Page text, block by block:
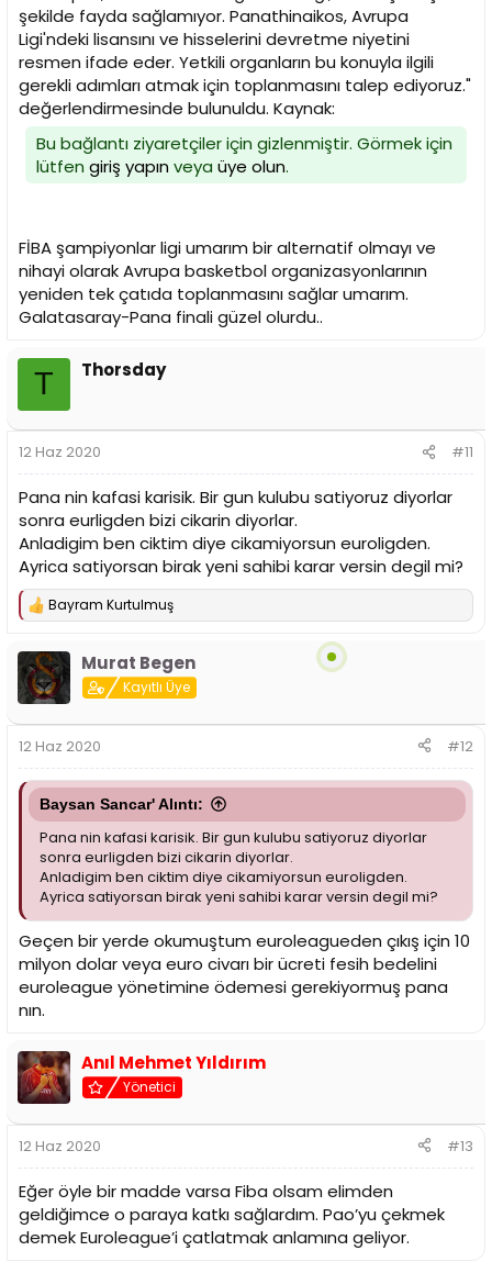
şekilde fayda sağlamıyor. Panathinaikos, Avrupa
Ligi'ndeki lisansını ve hisselerini devretme niyetini
resmen ifade eder. Yetkili organların bu konuyla ilgili
gerekli adımları atmak için toplanmasını talep ediyoruz."
değerlendirmesinde bulunuldu. Kaynak:
Bu bağlantı ziyaretçiler için gizlenmiştir. Görmek için
lütfen giriş yapınveya üye olun.
FİBA şampiyonlar ligi umarım bir alternatif olmayı ve
nihayi olarak Avrupa basketbol organizasyonlarının
yeniden tek çatıda toplanmasını sağlar umarım.
Galatasaray-Pana finali güzel olurdu..
T Thorsday
12 Haz 2020 #11
Pana nin kafasi karisik. Bir gun kulubu satiyoruz diyorlar
sonra eurligden bizi cikarin diyorlar.
Anladigim ben ciktim diye cikamiyorsun euroligden.
Ayrica satiyorsan birak yeni sahibi karar versin degil mi?
T
p
k
i
l
:
Bayram Kurtulmuş
Murat Begen
Kayıtlı Üye
12 Haz 2020 #12
Baysan Sancar' Alıntı:
Pana nin kafasi karisik. Bir gun kulubu satiyoruz diyorlar
sonra eurligden bizi cikarin diyorlar.
Anladigim ben ciktim diye cikamiyorsun euroligden.
Ayrica satiyorsan birak yeni sahibi karar versin degil mi?
Geçen bir yerde okumuştum euroleagueden çıkış için 10
milyon dolar veya euro civarı bir ücreti fesih bedelini
euroleague yönetimine ödemesi gerekiyormuş pana
nın.
Anıl Mehmet Yıldırım
Yönetici
12 Haz 2020 #13
Eğer öyle bir madde varsa Fiba olsam elimden
geldiğimce o paraya katkı sağlardım. Pao’yu çekmek
demek Euroleague’i çatlatmak anlamına geliyor.